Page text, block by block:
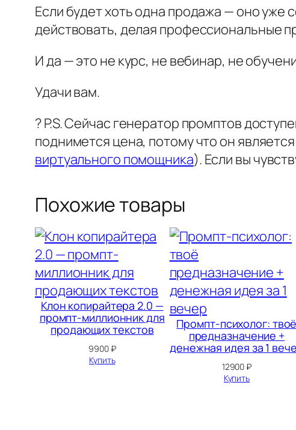
Если будет хоть одна продажа — оно уже
действовать, делая профессиональные
И да — это не курс, не вебинар, не
Удачи вам.
? P.S. Сейчас генератор промптов
поднимется цена, потому что он
виртуального помощника). Если вы
Похожие товары
Клон копирайтера 2.0 —
промпт-миллионник для
продающих текстов
9900 ₽
Купить
Промпт‑психолог: твоё
предназначение +
денежная идея за 1
12900 ₽
Купить